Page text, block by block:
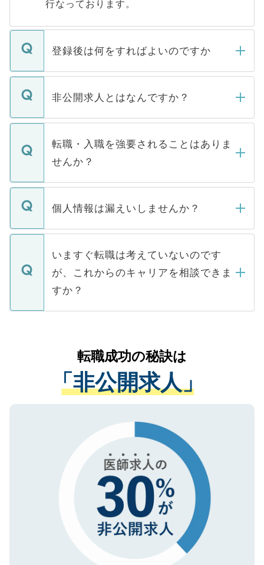
行なっております。
登録後は何をすればよいのですか
ご登録いただきましたら、弊社担当者がご
登録内容を確認し、その後メールもしくは
ます。通常、5営業日以内にはご連絡をせて
いただきますので、しばらくお待ちくださ
い。
非公開求人とはなんですか？
マイナビDOCTORで取り扱っている求人の
うち約3割は、Webサイトからご覧いただ
けない「非公開求人」です。非公開求人は
下記の理由によって、一般には公開してい
ません。
■応募殺到を避けるため 人気のある医療機
関を公にしてしまうと、応募が殺到する場
に、医療機関が求める条件に合った人材の
みを人材紹介会社に依頼するケースが増え
ています。
転職・入職を強要されることはありま
せんか？
転職・入職を強要することは一切ありませ
ん。また、仮に応募先から内定をいただい
定を承諾する必要はありません。内定先へ
の辞退の連絡はキャリアパートナーが行い
ますので、ご安心ください。
個人情報は漏えいしませんか？
個人情報が漏えいすることはありませんの
で、ご安心ください。当サイトからの登録
などで収集したご登録者様の個人情報は、
ご本人のキャリアアップおよび転職活動の
支援を目的に使用いたします。お預かりし
ているすべての個人データはご本人の許可
は、個人情報の取り扱いについての厳密な
管理基準を満たした事業者のみに付与され
る、プライバシーマークを取得済みです。
ご登録いただいた個人情報は、SSL（デー
で、機密保持に関してもご安心ください。
いますぐ転職は考えていないのです
が、これからのキャリアを相談できま
すか？
かがいして、現在の医療機関の状況や紹介
経験をまじえながら、適切なアドバイスを
させていただきます。すぐにご転職をされ
ない方には、長期的なサポートが可能です
ので、まずはご登録ください。
転職成功の秘訣は
「非公開求人」